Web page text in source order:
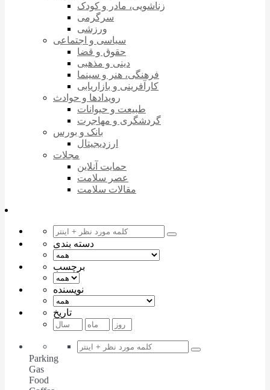
زناشویی، مادر و کودک
سرگرمی
ورزشی
سیاسی و اجتماعی
حقوق و قضا
دینی و مذهبی
فرهنگی، هنر و سینما
کارآفرینی و بازاریابی
رویدادها و حوادث
طبیعت و حیوانات
گردشگری و مهاجرت
بانک و بورس
ارزدیجیتال
مجلات
حمایت آنلاین
عصر سلامت
مقالات سلامت
دسته بندی
برچسب
نویسنده
تاریخ
Parking
Gas
Food